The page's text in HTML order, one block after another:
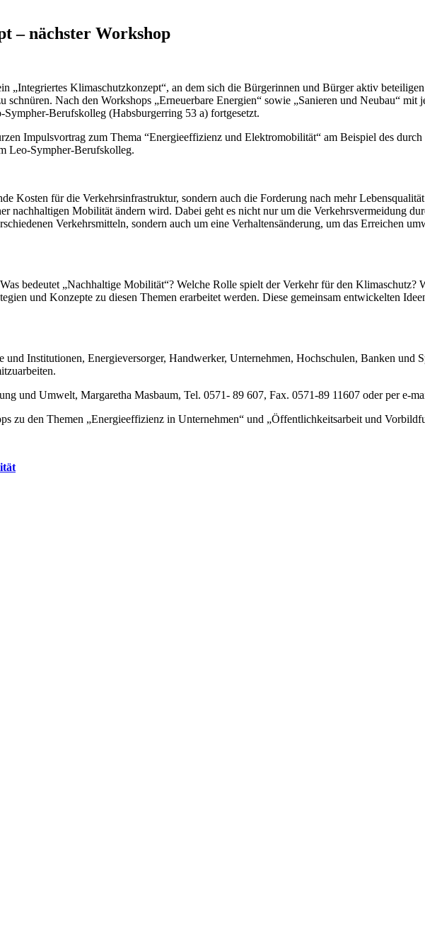
– nächster Workshop
„Integriertes Klimaschutzkonzept“, an dem sich die Bürgerinnen und Bürger aktiv
schnüren. Nach den Workshops „Erneuerbare Energien“ sowie „Sanieren und Neubau“
Berufskolleg (Habsburgerring 53 a) fortgesetzt.
Impulsvortrag zum Thema “Energieeffizienz und Elektromobilität“ am Beispiel des
Leo-Sympher-Berufskolleg.
Kosten für die Verkehrsinfrastruktur, sondern auch die Forderung nach mehr
nachhaltigen Mobilität ändern wird. Dabei geht es nicht nur um die Verkehrsvermeidung
Verkehrsmitteln, sondern auch um eine Verhaltensänderung, um das Erreichen
bedeutet „Nachhaltige Mobilität“? Welche Rolle spielt der Verkehr für den
und Konzepte zu diesen Themen erarbeitet werden. Diese gemeinsam entwickelten
Institutionen, Energieversorger, Handwerker, Unternehmen, Hochschulen, Banken und
und Umwelt, Margaretha Masbaum, Tel. 0571- 89 607, Fax. 0571-89 11607 oder per e-
zu den Themen „Energieeffizienz in Unternehmen“ und „Öffentlichkeitsarbeit und